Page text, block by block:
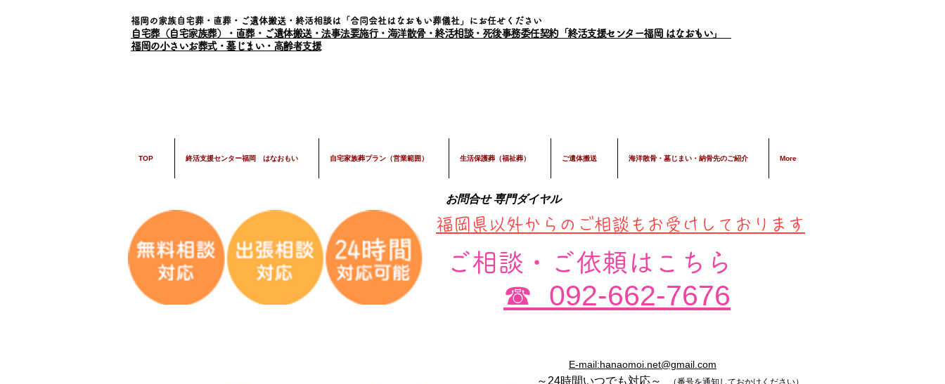
福岡の家族自宅葬・直葬・ご遺体搬送・終活相談は「合同会社はなおもい葬儀社」にお任せください
自宅葬（自宅家族葬）・直葬・ご遺体搬送・法事法要施行・海洋散骨・終活相談・死後事務委任契約「終活支援センター福岡 はなおもい」
福岡の小さいお葬式・墓じまい・高齢者支援
TOP 終活支援センター福岡 はなおもい 自宅家族葬プラン（営業範囲） 生活保護葬（福祉葬） ご遺体搬送 海洋散骨・墓じまい・納骨先のご紹介 More
お問合せ 専門ダイヤル
​福岡県以外からのご相談もお受けしております
ご相談・ご依頼はこちら
☎ 092-662-7676
E-mail:hanaomoi.net@gmail.com
～24時間いつでも対応～ （番号を通知しておかけください）